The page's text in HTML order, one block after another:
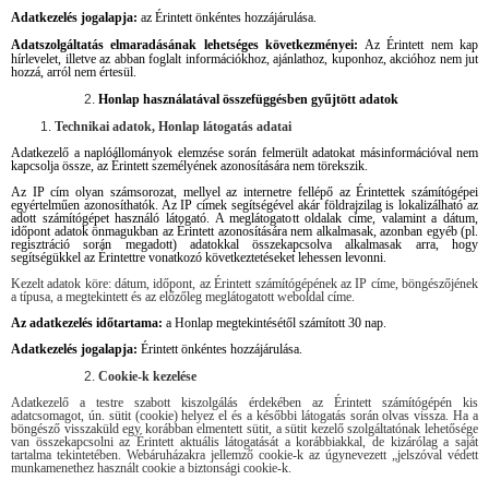
Adatkezelés jogalapja: az Érintett önkéntes hozzájárulása.
Adatszolgáltatás elmaradásának lehetséges következményei: Az Érintett nem kap
hírlevelet, illetve az abban foglalt információkhoz, ajánlathoz, kuponhoz, akcióhoz nem jut
hozzá, arról nem értesül.
Honlap használatával összefüggésben gyűjtött adatok
Technikai adatok, Honlap látogatás adatai
Adatkezelő a naplóállományok elemzése során felmerült adatokat másinformációval nem
kapcsolja össze, az Érintett személyének azonosítására nem törekszik.
Az IP cím olyan számsorozat, mellyel az internetre fellépő az Érintettek számítógépei
egyértelműen azonosíthatók. Az IP címek segítségével akár földrajzilag is lokalizálható az
adott számítógépet használó látogató. A meglátogatott oldalak címe, valamint a dátum,
időpont adatok önmagukban az Érintett azonosítására nem alkalmasak, azonban egyéb (pl.
regisztráció során megadott) adatokkal összekapcsolva alkalmasak arra, hogy
segítségükkel az Érintettre vonatkozó következtetéseket lehessen levonni.
Kezelt adatok köre: dátum, időpont, az Érintett számítógépének az IP címe, böngészőjének
a típusa, a megtekintett és az előzőleg meglátogatott weboldal címe.
Az adatkezelés időtartama: a Honlap megtekintésétől számított 30 nap.
Adatkezelés jogalapja: Érintett önkéntes hozzájárulása.
Cookie-k kezelése
Adatkezelő a testre szabott kiszolgálás érdekében az Érintett számítógépén kis
adatcsomagot, ún. sütit (cookie) helyez el és a későbbi látogatás során olvas vissza. Ha a
böngésző visszaküld egy korábban elmentett sütit, a sütit kezelő szolgáltatónak lehetősége
van összekapcsolni az Érintett aktuális látogatását a korábbiakkal, de kizárólag a saját
tartalma tekintetében. Webáruházakra jellemző cookie-k az úgynevezett „jelszóval védett
munkamenethez használt cookie a biztonsági cookie-k.